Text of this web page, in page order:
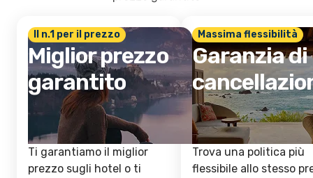
Il n.1 per il prezzo
Miglior prezzo
garantito
Ti garantiamo il miglior
prezzo sugli hotel o ti
Massima flessibilità
Garanzia di
Trova una politica più
flessibile allo stesso